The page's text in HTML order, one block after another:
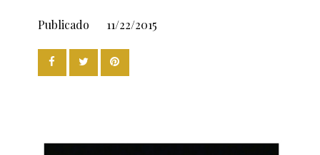
Publicado 11/22/2015